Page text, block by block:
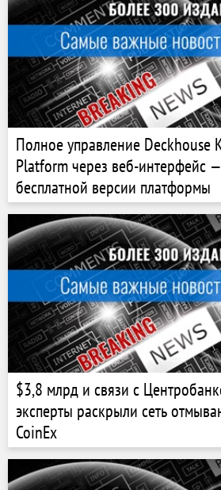
Полное управление Deckhouse
Platform через веб-интерфейс
бесплатной версии платформы
$3,8 млрд и связи с
эксперты раскрыли сеть
CoinEx